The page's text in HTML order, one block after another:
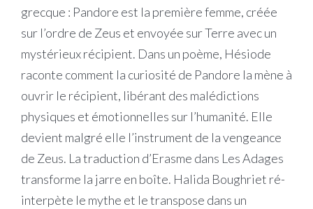
grecque : Pandore est la première femme, créée
sur l’ordre de Zeus et envoyée sur Terre avec un
mystérieux récipient. Dans un poème, Hésiode
raconte comment la curiosité de Pandore la mène à
ouvrir le récipient, libérant des malédictions
physiques et émotionnelles sur l’humanité. Elle
devient malgré elle l’instrument de la vengeance
de Zeus. La traduction d’Erasme dans Les Adages
transforme la jarre en boîte. Halida Boughriet ré-
interpète le mythe et le transpose dans un